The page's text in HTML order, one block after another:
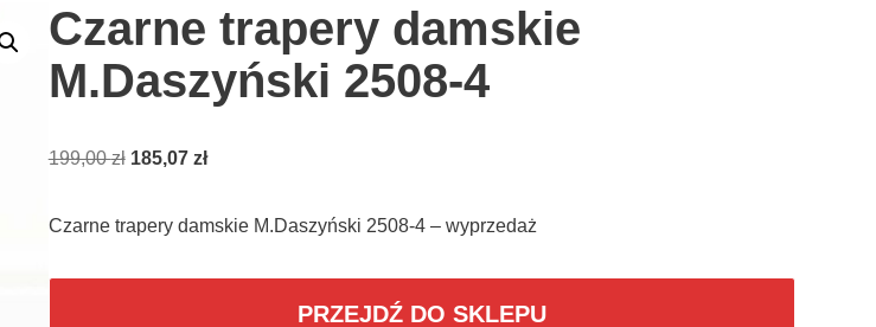
Czarne trapery damskie
M.Daszyński 2508-4
199,00zł 185,07 zł
Czarne trapery damskie M.Daszyński 2508-4 – wyprzedaż
PRZEJDŹ DO SKLEPU